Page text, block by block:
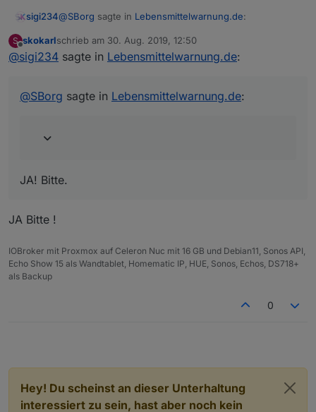
probieren möchte, stelle ich die Version auch gerne
Online.
sigi234@SBorg sagte in Lebensmittelwarnung.de:
Sollte ich das Bild ggf. als Datenpunkt
S
Offline
skokarlschrieb am 30. Aug. 2019, 12:50
zuletzt editiert von
@sigi234 sagte in Lebensmittelwarnung.de:
@SBorg sagte in Lebensmittelwarnung.de:
JA! Bitte.
JA Bitte !
IOBroker mit Proxmox auf Celeron Nuc mit 16 GB und Debian11, Sonos API,
Echo Show 15 als Wandtablet, Homematic IP, HUE, Sonos, Echos, DS718+
als Backup
0
Hey! Du scheinst an dieser Unterhaltung
interessiert zu sein, hast aber noch kein